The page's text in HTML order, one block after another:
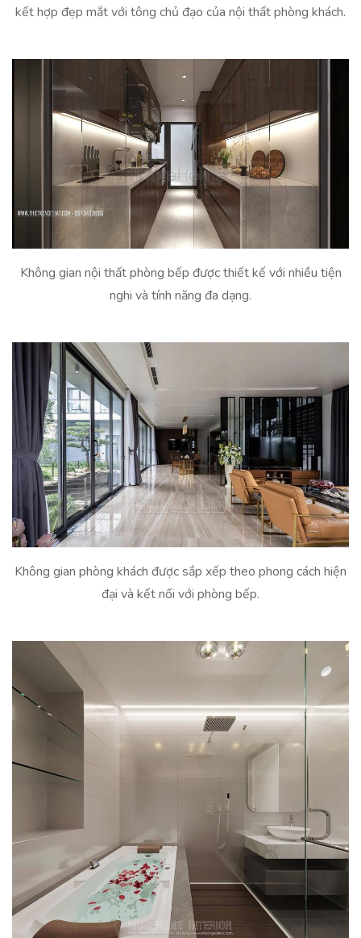
kết hợp đẹp mắt với tông chủ đạo của nội thất phòng khách.
Không gian nội thất phòng bếp được thiết kế với nhiều tiện
nghi và tính năng đa dạng.
Không gian phòng khách được sắp xếp theo phong cách hiện
đại và kết nối với phòng bếp.